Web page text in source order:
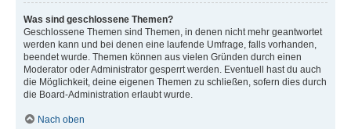
Was sind geschlossene Themen?
Geschlossene Themen sind Themen, in denen nicht mehr geantwortet
werden kann und bei denen eine laufende Umfrage, falls vorhanden,
beendet wurde. Themen können aus vielen Gründen durch einen
Moderator oder Administrator gesperrt werden. Eventuell hast du auch
die Möglichkeit, deine eigenen Themen zu schließen, sofern dies durch
die Board-Administration erlaubt wurde.
Nach oben